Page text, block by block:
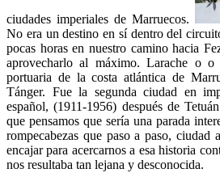
ciudades imperiales de Marruecos.
No era un destino en sí dentro del
pocas horas en nuestro camino hacia
aprovecharlo al máximo. Larache o
portuaria de la costa atlántica de
Tánger. Fue la segunda ciudad en
español, (1911-1956) después de
que pensamos que sería una parada
rompecabezas que paso a paso, ciudad
encajar para acercarnos a esa historia
nos resultaba tan lejana y desconocida.